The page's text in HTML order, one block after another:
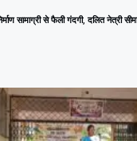
सामाग्री से फैली गंदगी, दलित नेत्री